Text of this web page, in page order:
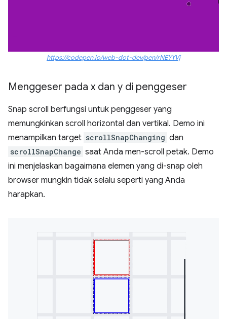
https://codepen.io/web-dot-dev/pen/rNEYYVj
Menggeser pada x dan y di penggeser
Snap scroll berfungsi untuk penggeser yang
memungkinkan scroll horizontal dan vertikal. Demo ini
menampilkan target scrollSnapChanging dan
scrollSnapChange saat Anda men-scroll petak. Demo
ini menjelaskan bagaimana elemen yang di-snap oleh
browser mungkin tidak selalu seperti yang Anda
harapkan.